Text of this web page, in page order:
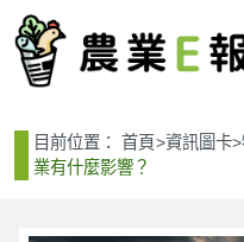
目前位置：首頁>資訊圖卡>
業有什麼影響？